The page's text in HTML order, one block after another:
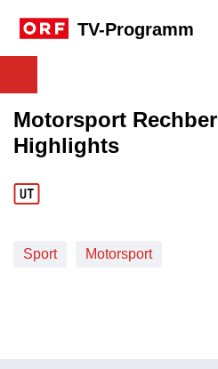
TV-Programm
Motorsport
Highlights
Sport Motorsport